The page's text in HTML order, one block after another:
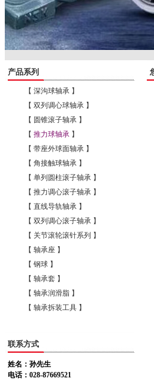
产品系列
【 深沟球轴承 】
【 双列调心球轴承 】
【 圆锥滚子轴承 】
【 推力球轴承 】
【 带座外球面轴承 】
【 角接触球轴承 】
【 单列圆柱滚子轴承 】
【 推力调心滚子轴承 】
【 直线导轨轴承 】
【 双列调心滚子轴承 】
【 关节滚轮滚针系列 】
【 轴承座 】
【 钢球 】
【 轴承套 】
【 轴承润滑脂 】
【 轴承拆装工具 】
联系方式
姓名：孙先生
电话：028-87669521